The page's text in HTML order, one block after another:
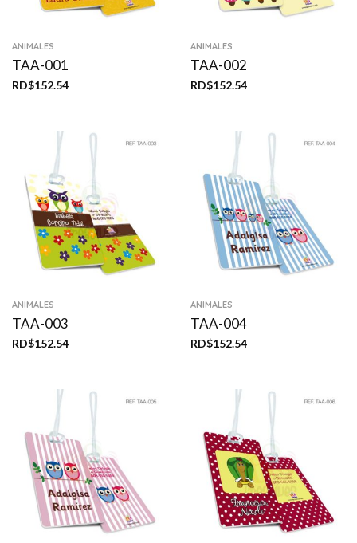
ANIMALES
TAA-001
RD$152.54
ANIMALES
TAA-002
RD$152.54
ANIMALES
TAA-003
RD$152.54
ANIMALES
TAA-004
RD$152.54